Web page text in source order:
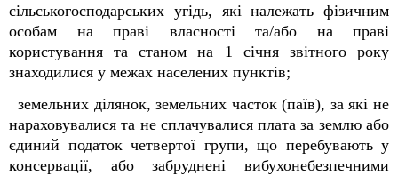
сільськогосподарських угідь, які належать фізичним
особам на праві власності та/або на праві
користування та станом на 1 січня звітного року
знаходилися у межах населених пунктів;
земельних ділянок, земельних часток (паїв), за які не
нараховувалися та не сплачувалися плата за землю або
єдиний податок четвертої групи, що перебувають у
консервації, або забруднені вибухонебезпечними